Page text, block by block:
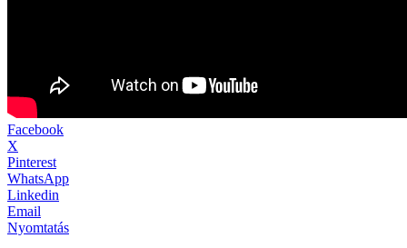
Facebook
X
Pinterest
WhatsApp
Linkedin
Email
Nyomtatás